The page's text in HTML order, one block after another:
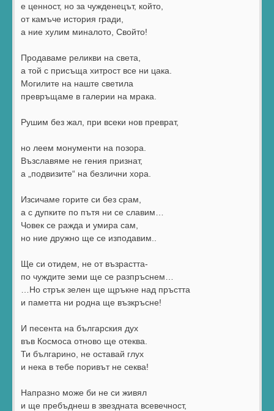
е ценност, но за чужденецът, който,
от камъче история гради,
а ние хулим миналото, Свойто!
Продаваме реликви на света,
а той с присъща хитрост все ни цака.
Могилите на наште светила
превръщаме в галерии на мрака.
Рушим без жал, при всеки нов преврат,
но леем монументи на позора.
Възславяме не гения признат,
а „подвизите“ на безлични хора.
Изсичаме горите си без срам,
а с дупките по пътя ни се славим…
Човек се ражда и умира сам,
но ние дружно ще се изподавим..
Ще си отидем, не от възрастта-
по чуждите земи ще се разпръснем…
…Но стрък зелен ще щръкне над пръстта
и паметта ни родна ще възкръсне!
И песента на българския дух
във Космоса отново ще отеква.
Ти българино, не оставай глух
и нека в тебе поривът не секва!
Напразно може би не си живял
и ще пребъднеш в звездната всевечност,